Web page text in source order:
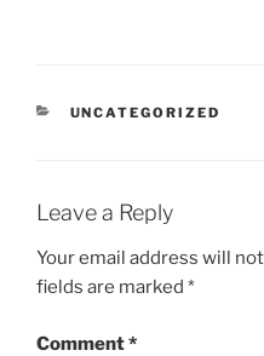
CATEGORIES
UNCATEGORIZED
Leave a Reply
Your email address will
fields are marked *
Comment*